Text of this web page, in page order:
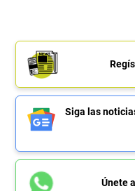
Siga las
Únete